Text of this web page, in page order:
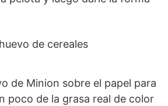
de Minion sobre el papel para
poco de la grasa real de color